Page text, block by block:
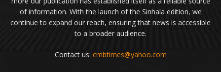
of information. With the launch of the Sinhala edition, we
continue to expand our reach, ensuring that news is accessible
to a broader audience.
Contact us: cmbtimes@yahoo.com